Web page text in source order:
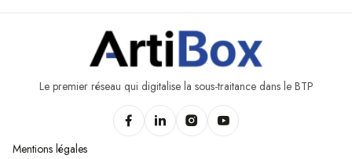
Le premier réseau qui digitalise la sous-traitance dans le BTP
Mentions légales